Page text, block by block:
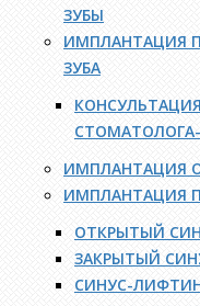
ЗУБЫ
ИМПЛАНТАЦИЯ
ЗУБА
ИМПЛАНТАЦИЯ
ИМПЛАНТАЦИЯ
ОТКРЫТЫЙ
ЗАКРЫТЫЙ
СИНУС-